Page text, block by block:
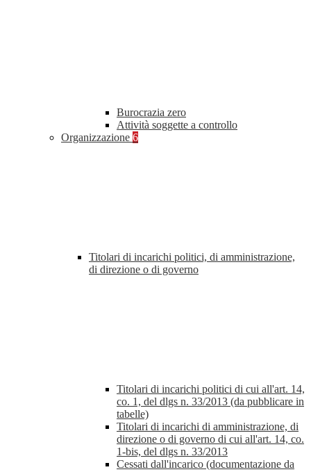
Burocrazia zero
Attività soggette a controllo
Organizzazione 6
Titolari di incarichi politici, di amministrazione,
di direzione o di governo
Titolari di incarichi politici di cui all'art. 14,
co. 1, del dlgs n. 33/2013 (da pubblicare in
tabelle)
Titolari di incarichi di amministrazione, di
direzione o di governo di cui all'art. 14, co.
1-bis, del dlgs n. 33/2013
Cessati dall'incarico (documentazione da